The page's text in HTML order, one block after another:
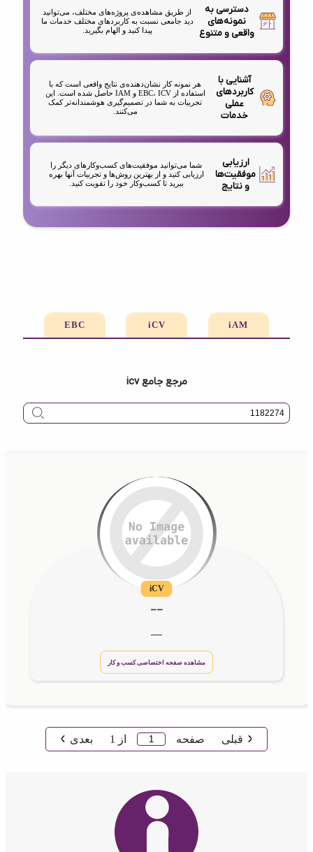
دسترسی به
نمونه‌های
واقعی و متنوع
از طریق مشاهده‌ی پروژه‌های مختلف، می‌توانید
دید جامعی نسبت به کاربردهای مختلف خدمات ما
پیدا کنید و الهام بگیرید.
آشنایی با
کاربردهای
عملی
خدمات
هر نمونه کار نشان‌دهنده‌ی نتایج واقعی است که با
استفاده از EBC، ICV و IAM حاصل شده است. این
تجربیات به شما در تصمیم‌گیری هوشمندانه‌تر کمک
می‌کنند.
ارزیابی
موفقیت‌ها
و نتایج
شما می‌توانید موفقیت‌های کسب‌وکارهای دیگر را
ارزیابی کنید و از بهترین روش‌ها و تجربیات آنها بهره
ببرید تا کسب‌وکار خود را تقویت کنید.
iAM
iCV
EBC
مرجع جامع icv
iCV
__
مشاهده صفحه اختصاصی کسب و کار
قبلی صفحه از 1 بعدی